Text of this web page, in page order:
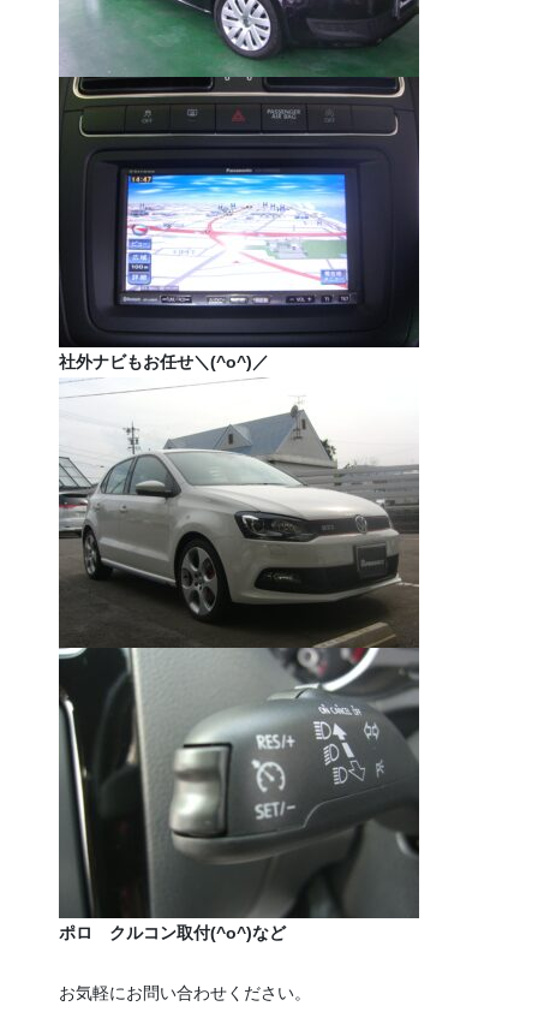
社外ナビもお任せ＼(^o^)／
ポロ クルコン取付(^o^)など
お気軽にお問い合わせください。